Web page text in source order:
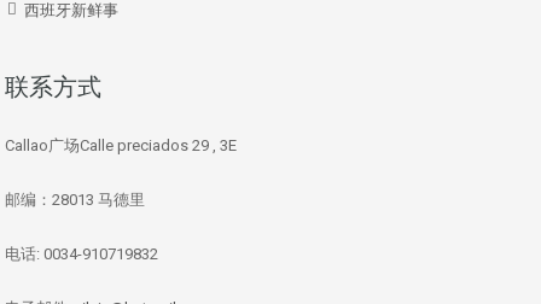
西班牙新鲜事
联系方式
Callao广场Calle preciados 29 , 3E
邮编：28013 马德里
电话: 0034-910719832